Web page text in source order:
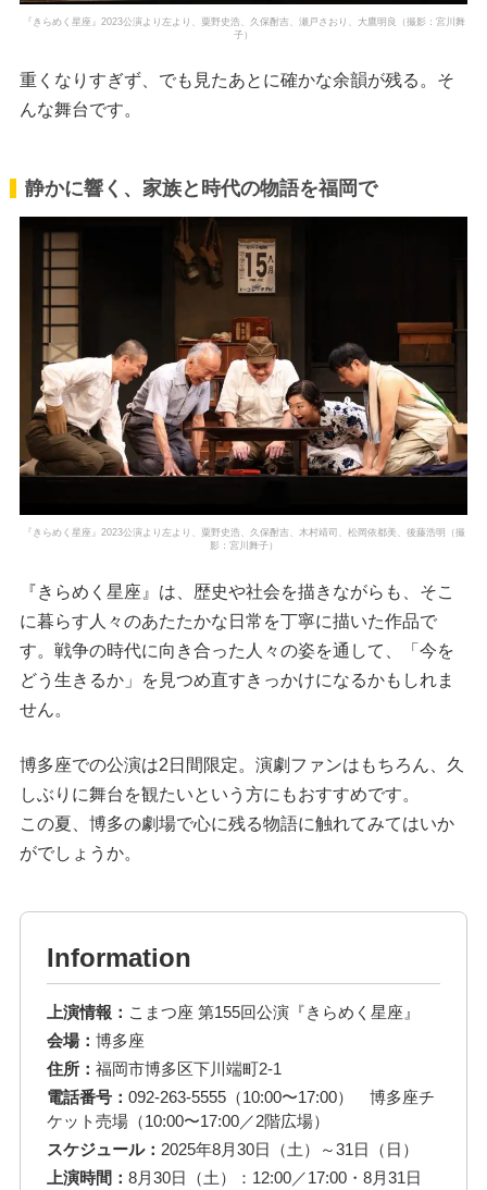
『きらめく星座』2023公演より左より、粟野史浩、久保酎吉、瀬戸さおり、大鷹明良（撮影：宮川舞
子）
重くなりすぎず、でも見たあとに確かな余韻が残る。そ
んな舞台です。
静かに響く、家族と時代の物語を福岡で
『きらめく星座』2023公演より左より、粟野史浩、久保酎吉、木村靖司、松岡依都美、後藤浩明（撮
影：宮川舞子）
『きらめく星座』は、歴史や社会を描きながらも、そこ
に暮らす人々のあたたかな日常を丁寧に描いた作品で
す。戦争の時代に向き合った人々の姿を通して、「今を
どう生きるか」を見つめ直すきっかけになるかもしれま
せん。
博多座での公演は2日間限定。演劇ファンはもちろん、久
しぶりに舞台を観たいという方にもおすすめです。
この夏、博多の劇場で心に残る物語に触れてみてはいか
がでしょうか。
Information
上演情報： こまつ座 第155回公演『きらめく星座』
会場： 博多座
住所： 福岡市博多区下川端町2-1
電話番号： 092-263-5555（10:00〜17:00） 博多座チ
ケット売場（10:00〜17:00／2階広場）
スケジュール： 2025年8月30日（土）～31日（日）
上演時間： 8月30日（土）：12:00／17:00・8月31日